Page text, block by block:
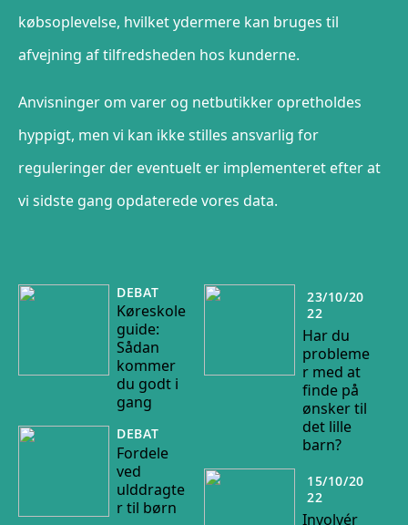
købsoplevelse, hvilket ydermere kan bruges til
afvejning af tilfredsheden hos kunderne.
Anvisninger om varer og netbutikker opretholdes
hyppigt, men vi kan ikke stilles ansvarlig for
reguleringer der eventuelt er implementeret efter at
vi sidste gang opdaterede vores data.
DEBAT
Køreskole
guide:
Sådan
kommer
du godt i
gang
DEBAT
Fordele
ved
ulddragte
r til børn
23/10/20
22
Har du
probleme
r med at
finde på
ønsker til
det lille
barn?
15/10/20
22
Involvér